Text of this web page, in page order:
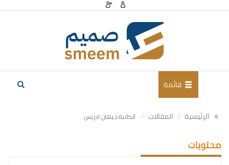
قائمة
الرئيسية المقالات الكاتبة:جيهان ادريس
محتويات